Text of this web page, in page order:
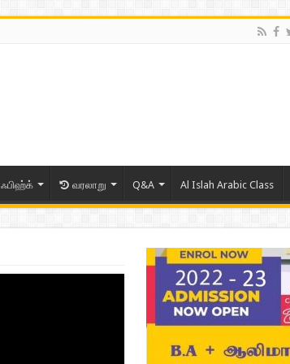
ஃபிஹ்க் வரலாறு Q&A Al Islah Arabic Class